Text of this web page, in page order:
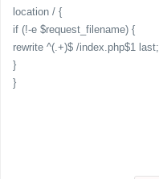
location / {
if (!-e $request_filename) {
rewrite ^(.+)$ /index.php$1 last;
}
}